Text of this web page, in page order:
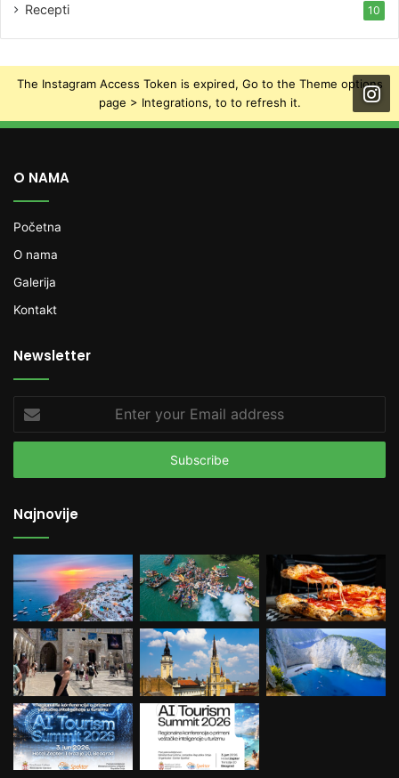
Recepti 10
The Instagram Access Token is expired, Go to the Theme options
page > Integrations, to to refresh it.
O NAMA
Početna
O nama
Galerija
Kontakt
Newsletter
your
Email
Najnovije